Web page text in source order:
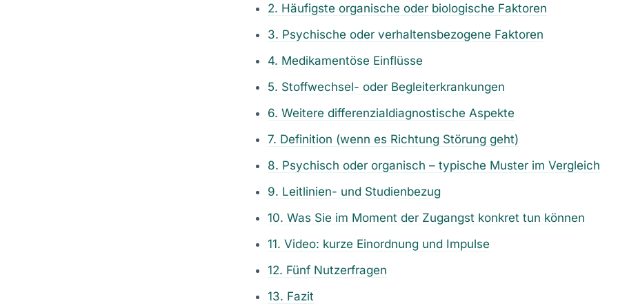
2. Häufigste organische oder biologische Faktoren
3. Psychische oder verhaltensbezogene Faktoren
4. Medikamentöse Einflüsse
5. Stoffwechsel- oder Begleiterkrankungen
6. Weitere differenzialdiagnostische Aspekte
7. Definition (wenn es Richtung Störung geht)
8. Psychisch oder organisch – typische Muster im Vergleich
9. Leitlinien- und Studienbezug
10. Was Sie im Moment der Zugangst konkret tun können
11. Video: kurze Einordnung und Impulse
12. Fünf Nutzerfragen
13. Fazit